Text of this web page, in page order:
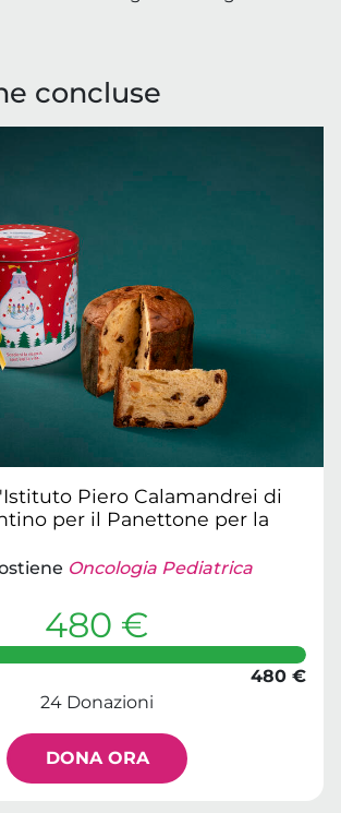
concluse
Piero Calamandrei di
per il Panettone per la
Oncologia Pediatrica
480 €
480 €
24 Donazioni
DONA ORA